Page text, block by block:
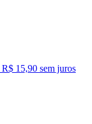
R$ 15,90 sem juros